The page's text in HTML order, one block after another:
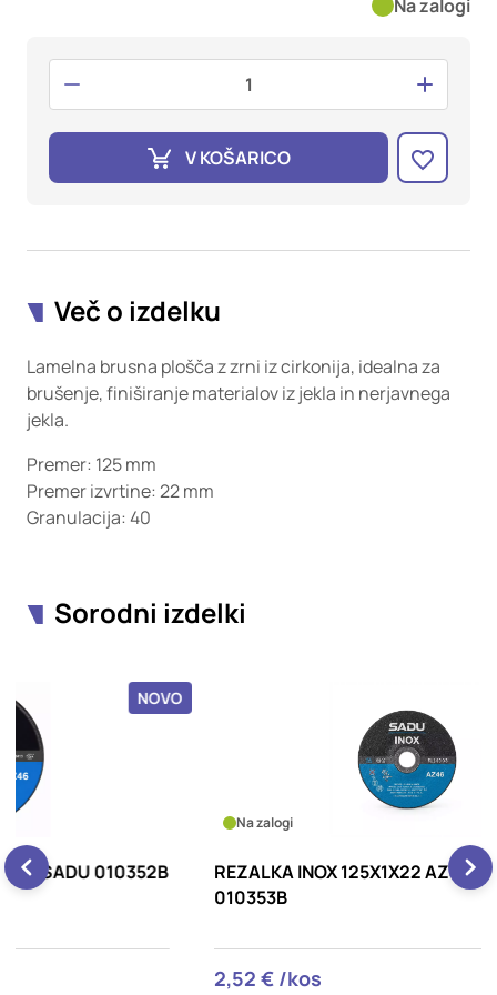
Na zalogi
V KOŠARICO
Več o izdelku
Lamelna brusna plošča z zrni iz cirkonija, idealna za
brušenje, finiširanje materialov iz jekla in nerjavnega
jekla.
Premer: 125 mm
Premer izvrtine: 22 mm
Granulacija: 40
Sorodni izdelki
REZALKA INOX 125X1X22 AZ46 SADU
edinstveno prepoznavanje vašega brskalnika in naprave. Če
zavrnete uporabo teh piškotkov, ne boste deležni našega